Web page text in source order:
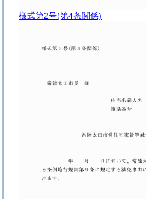
様式第2号(第4条関係)